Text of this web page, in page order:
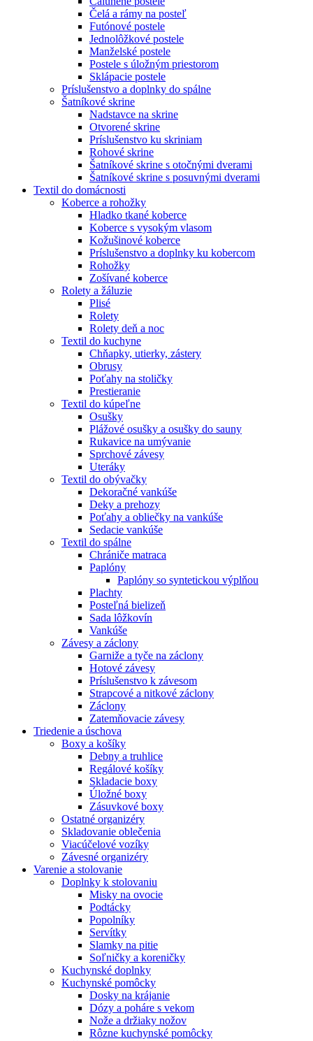
Čelá a rámy na posteľ
Futónové postele
Jednolôžkové postele
Manželské postele
Postele s úložným priestorom
Sklápacie postele
Príslušenstvo a doplnky do spálne
Šatníkové skrine
Nadstavce na skrine
Otvorené skrine
Príslušenstvo ku skriniam
Rohové skrine
Šatníkové skrine s otočnými dverami
Šatníkové skrine s posuvnými dverami
Textil do domácnosti
Koberce a rohožky
Hladko tkané koberce
Koberce s vysokým vlasom
Kožušinové koberce
Príslušenstvo a doplnky ku kobercom
Rohožky
Zošívané koberce
Rolety a žáluzie
Plisé
Rolety
Rolety deň a noc
Textil do kuchyne
Chňapky, utierky, zástery
Obrusy
Poťahy na stoličky
Prestieranie
Textil do kúpeľne
Osušky
Plážové osušky a osušky do sauny
Rukavice na umývanie
Sprchové závesy
Uteráky
Textil do obývačky
Dekoračné vankúše
Deky a prehozy
Poťahy a obliečky na vankúše
Sedacie vankúše
Textil do spálne
Chrániče matraca
Paplóny
Paplóny so syntetickou výplňou
Plachty
Posteľná bielizeň
Sada lôžkovín
Vankúše
Závesy a záclony
Garniže a tyče na záclony
Hotové závesy
Príslušenstvo k závesom
Strapcové a nitkové záclony
Záclony
Zatemňovacie závesy
Triedenie a úschova
Boxy a košíky
Debny a truhlice
Regálové košíky
Skladacie boxy
Úložné boxy
Zásuvkové boxy
Ostatné organizéry
Skladovanie oblečenia
Viacúčelové vozíky
Závesné organizéry
Varenie a stolovanie
Doplnky k stolovaniu
Misky na ovocie
Podtácky
Popolníky
Servítky
Slamky na pitie
Soľničky a koreničky
Kuchynské doplnky
Kuchynské pomôcky
Dosky na krájanie
Dózy a poháre s vekom
Nože a držiaky nožov
Rôzne kuchynské pomôcky